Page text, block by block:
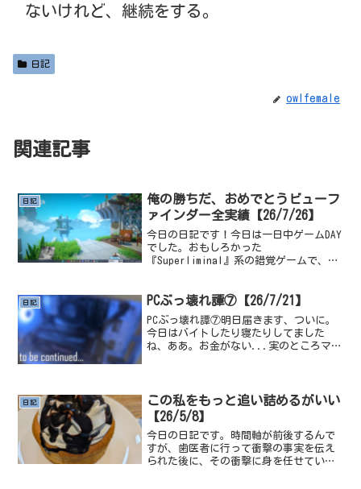
ないけれど、継続をする。
日記
owlfemale
関連記事
日記
俺の勝ちだ、おめでとうビューフ
ァインダー全実績【26/7/26】
今日の日記です！今日は一日中ゲームDAY
でした。おもしろかった
『Superliminal』系の錯覚ゲームで、結
た、ちゃんと謎解きとして「う～ん...」
日記 PCぶっ壊れ譚⑦【26/7/21】
PCぶっ壊れ譚⑦明日届きます、ついに。
今日はバイトしたり寝たりしてました
ね、ああ。お金がない...実のところマウ
ってました、マスボを結...
日記
この私をもっと追い詰めるがいい
【26/5/8】
今日の日記です。時間軸が前後するんで
すが、歯医者に行って衝撃の事実を伝え
られた後に、その衝撃に身を任せていた